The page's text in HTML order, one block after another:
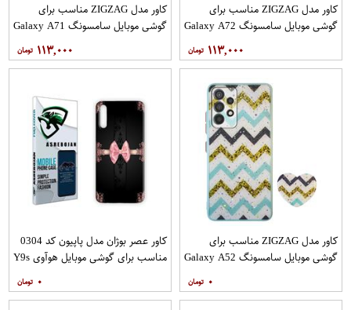
کاور مدل ZIGZAG مناسب برای
گوشی موبایل سامسونگ Galaxy A72
۱۱۳,۰۰۰
کاور مدل ZIGZAG مناسب برای
گوشی موبایل سامسونگ Galaxy A71
۱۱۳,۰۰۰
کاور مدل ZIGZAG مناسب برای
گوشی موبایل سامسونگ Galaxy A52
۰
کاور عصر بوژان مدل پاپیون کد 0304
مناسب برای گوشی موبایل هوآوی Y9s
۰